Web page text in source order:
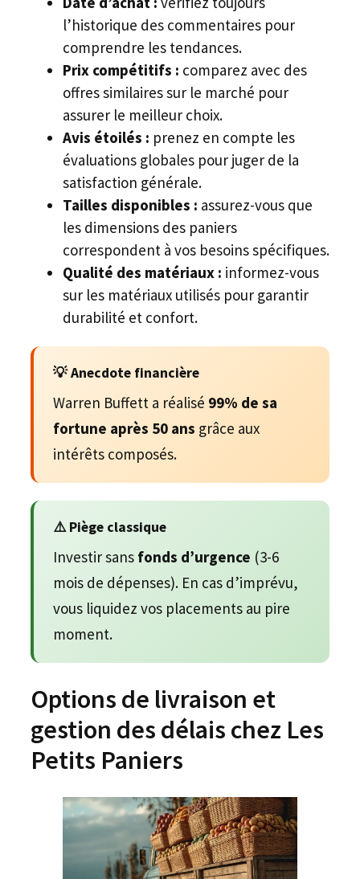
l’historique des commentaires pour
comprendre les tendances.
Prix compétitifs : comparez avec des
offres similaires sur le marché pour
assurer le meilleur choix.
Avis étoilés : prenez en compte les
évaluations globales pour juger de la
satisfaction générale.
Tailles disponibles : assurez-vous que
les dimensions des paniers
correspondent à vos besoins spécifiques.
Qualité des matériaux : informez-vous
sur les matériaux utilisés pour garantir
durabilité et confort.
💡 Anecdote financière
Warren Buffett a réalisé 99% de sa
fortune après 50 ans grâce aux
intérêts composés.
⚠️ Piège classique
Investir sans fonds d’urgence (3-6
mois de dépenses). En cas d’imprévu,
vous liquidez vos placements au pire
moment.
Options de livraison et
gestion des délais chez Les
Petits Paniers